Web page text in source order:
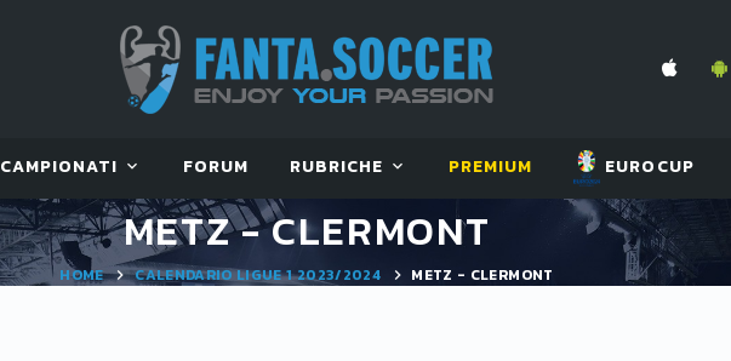
CAMPIONATI FORUM RUBRICHE PREMIUM EUROCUP
METZ - CLERMONT
HOME CALENDARIO LIGUE 1 2023/2024 METZ - CLERMONT